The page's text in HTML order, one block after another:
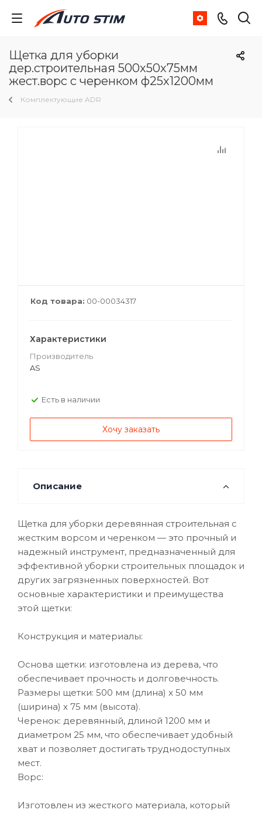
Щетка для уборки
дер.строительная 500х50х75мм
жест.ворс с черенком ф25х1200мм
Комплектующие ADR
Код товара: 00-00034317
Характеристики
Производитель
AS
Есть в наличии
Хочу заказать
Описание
Щетка для уборки деревянная строительная с
жестким ворсом и черенком — это прочный и
надежный инструмент, предназначенный для
эффективной уборки строительных площадок и
других загрязненных поверхностей. Вот
основные характеристики и преимущества
этой щетки:
Конструкция и материалы:
Основа щетки: изготовлена из дерева, что
обеспечивает прочность и долговечность.
Размеры щетки: 500 мм (длина) x 50 мм
(ширина) x 75 мм (высота).
Черенок: деревянный, длиной 1200 мм и
диаметром 25 мм, что обеспечивает удобный
хват и позволяет достигать труднодоступных
мест.
Ворс:
Изготовлен из жесткого материала, который